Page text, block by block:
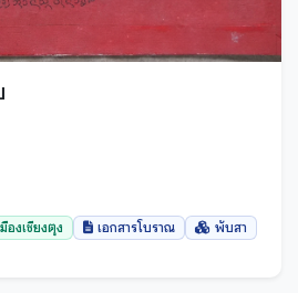
องเชียงตุง เอกสารโบราณ
พับสา